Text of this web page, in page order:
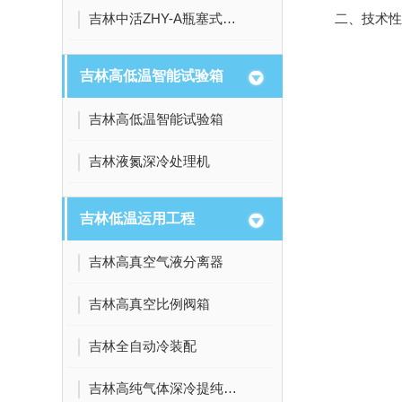
吉林中活ZHY-A瓶塞式智联液位温度传感器
吉林高低温智能试验箱
吉林高低温智能试验箱
吉林液氮深冷处理机
吉林低温运用工程
吉林高真空气液分离器
吉林高真空比例阀箱
吉林全自动冷装配
吉林高纯气体深冷提纯设备
二、技术